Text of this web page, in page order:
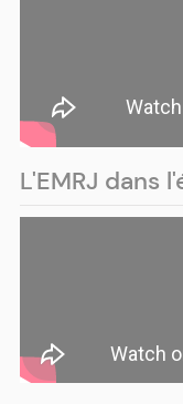
L'EMRJ dans